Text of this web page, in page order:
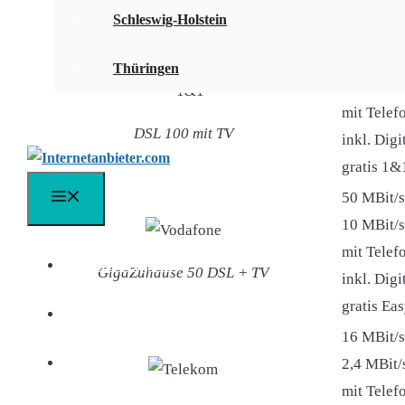
Schleswig-Holstein
Thüringen
DSL Vergleich
Internetanbieter & DSL-Tarif
DSL 100 mit TV
mit
inkl.
gratis
GigaZuhause 50 DSL + TV
50 MBit/s
10 MBit/s
mit
inkl.
gratis
16 MBit/s
2,4 MBit/
mit